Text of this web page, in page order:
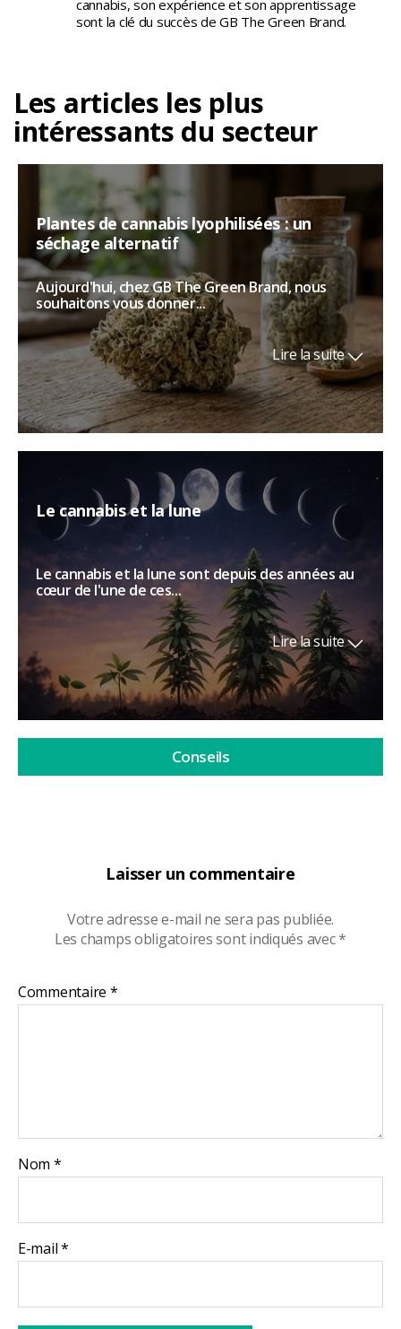
cannabis, son expérience et son apprentissage
sont la clé du succès de GB The Green Brand.
Laisser un commentaire
Votre adresse e-mail ne sera pas publiée.
Les champs obligatoires sont indiqués avec*
Commentaire *
Nom *
E-mail*
Les articles les plus
intéressants du secteur
Plantes de cannabis lyophilisées : un
séchage alternatif
Aujourd'hui, chez GB The Green Brand, nous
souhaitons vous donner...
Lire la suite
Le cannabis et la lune
Le cannabis et la lune sont depuis des années au
cœur de l'une de ces...
Lire la suite
Conseils